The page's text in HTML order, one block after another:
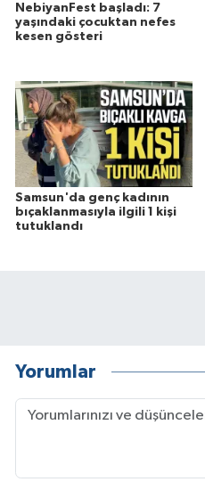
NebiyanFest başladı: 7
yaşındaki çocuktan nefes
kesen gösteri
Samsun'da genç kadının
bıçaklanmasıyla ilgili 1 kişi
tutuklandı
Yorumlar